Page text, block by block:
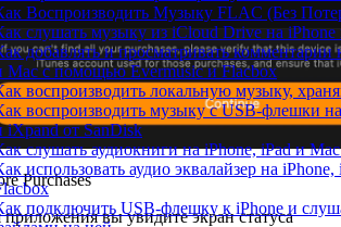
Воспроизводить Музыку FLAC (Без
слушать музыку из iCloud Drive на
добавлять и просматривать комментарии
Mac с помощью Evermusic и Flacbox
воспроизводить локальную музыку,
воспроизводить музыку с USB-флешки
iXpand от SanDisk
слушать аудиокниги на iPhone, iPad и
использовать аудио эквалайзер на
подключить USB-флешку к iPhone и
Purchases
вы увидите экран статуса